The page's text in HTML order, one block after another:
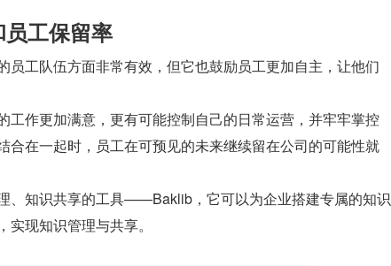
工保留率
员工队伍方面非常有效，但它也鼓励员工更加自主，让他们
工作更加满意，更有可能控制自己的日常运营，并牢牢掌控
合在一起时，员工在可预见的未来继续留在公司的可能性就
、知识共享的工具——Baklib，它可以为企业搭建专属的知识
现知识管理与共享。